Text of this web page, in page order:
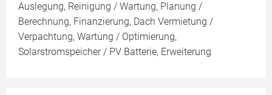
Auslegung, Reinigung / Wartung, Planung /
Berechnung, Finanzierung, Dach Vermietung /
Verpachtung, Wartung / Optimierung,
Solarstromspeicher / PV Batterie, Erweiterung